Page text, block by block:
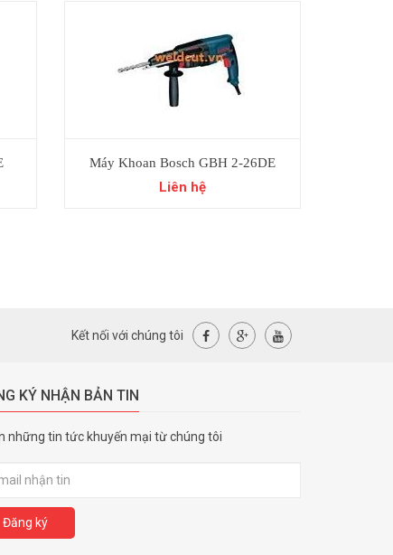
Máy Khoan Bosch GBH 2-26DE
Liên hệ
Kết nối với chúng tôi
KÝ NHẬN BẢN TIN
những tin tức khuyến mại từ chúng tôi
Đăng ký